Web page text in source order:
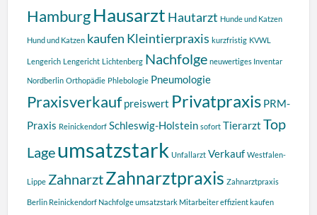
HamburgHausarzt Hautarzt Hunde und Katzen
Hund und Katzen kaufen Kleintierpraxis kurzfristig KVWL
Lengerich Lengericht Lichtenberg Nachfolge neuwertiges Inventar
Nordberlin Orthopädie Phlebologie Pneumologie
Praxisverkauf preiswert Privatpraxis PRM-
Praxis Reinickendorf Schleswig-Holstein sofort Tierarzt Top
Lageumsatzstark Unfallarzt Verkauf Westfalen-
Lippe ZahnarztZahnarztpraxis Zahnarztpraxis
Berlin Reinickendorf Nachfolge umsatzstark Mitarbeiter effizient kaufen